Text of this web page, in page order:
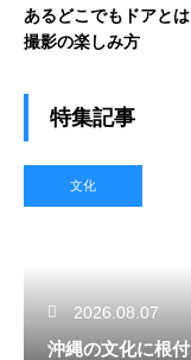
あるどこでもドアとは
撮影の楽しみ方
特集記事
文化
2026.08.07
沖縄の文化に根